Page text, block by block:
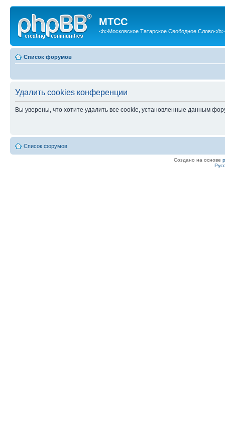
МТСС
<b>Московское Татарское Свободное Слово</b>
Список форумов
Удалить cookies конференции
Вы уверены, что хотите удалить все cookie, установленные данным
Список форумов
Создано на основе